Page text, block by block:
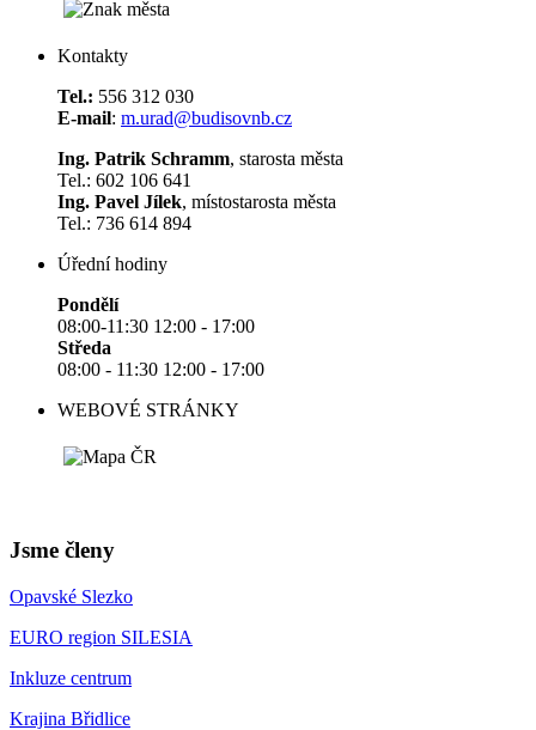
Kontakty
Tel.: 556 312 030
E-mail: m.urad@budisovnb.cz
Ing. Patrik Schramm, starosta města
Tel.: 602 106 641
Ing. Pavel Jílek, místostarosta města
Tel.: 736 614 894
Úřední hodiny
Pondělí
08:00-11:30 12:00 - 17:00
Středa
08:00 - 11:30 12:00 - 17:00
WEBOVÉ STRÁNKY
Jsme členy
Opavské Slezko
EURO region SILESIA
Inkluze centrum
Krajina Břidlice